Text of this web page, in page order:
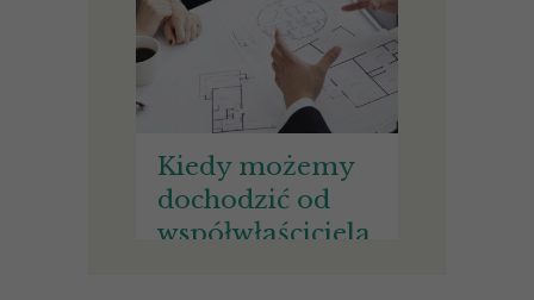
Kiedy możemy
dochodzić od
współwłaściciela